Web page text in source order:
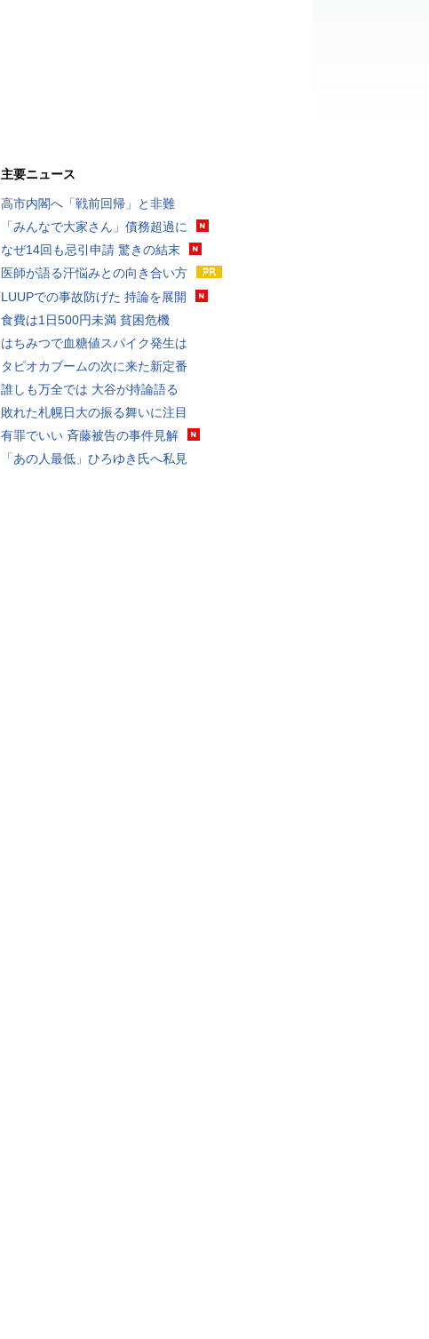
主要ニュース
高市内閣へ「戦前回帰」と非難
「みんなで大家さん」債務超過に
なぜ14回も忌引申請 驚きの結末
医師が語る汗悩みとの向き合い方
LUUPでの事故防げた 持論を展開
食費は1日500円未満 貧困危機
はちみつで血糖値スパイク発生は
タピオカブームの次に来た新定番
誰しも万全では 大谷が持論語る
敗れた札幌日大の振る舞いに注目
有罪でいい 斉藤被告の事件見解
「あの人最低」ひろゆき氏へ私見